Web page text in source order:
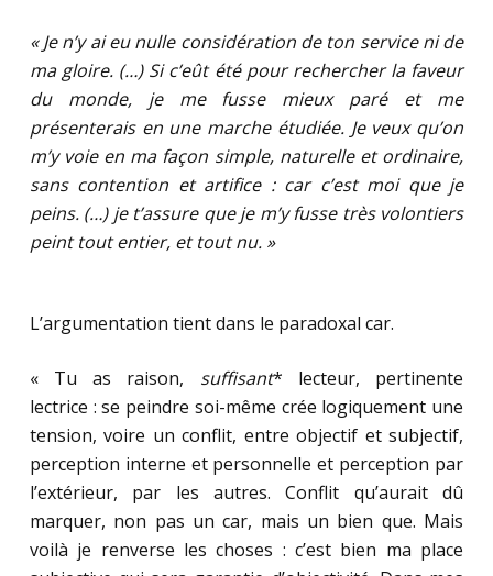
« Je n’y ai eu nulle considération de ton service ni de
ma gloire. (…) Si c’eût été pour rechercher la faveur
du monde, je me fusse mieux paré et me
présenterais en une marche étudiée. Je veux qu’on
m’y voie en ma façon simple, naturelle et ordinaire,
sans contention et artifice : car c’est moi que je
peins. (…) je t’assure que je m’y fusse très volontiers
peint tout entier, et tout nu. »
L’argumentation tient dans le paradoxal car.
« Tu as raison, suffisant* lecteur, pertinente
lectrice : se peindre soi-même crée logiquement une
tension, voire un conflit, entre objectif et subjectif,
perception interne et personnelle et perception par
l’extérieur, par les autres. Conflit qu’aurait dû
marquer, non pas un car, mais un bien que. Mais
voilà je renverse les choses : c’est bien ma place